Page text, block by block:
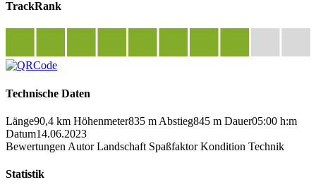
TrackRank
Technische Daten
Länge90,4 km Höhenmeter835 m Abstieg845 m Dauer05:00 h:m
Datum14.06.2023
Bewertungen Autor Landschaft Spaßfaktor Kondition Technik
Statistik